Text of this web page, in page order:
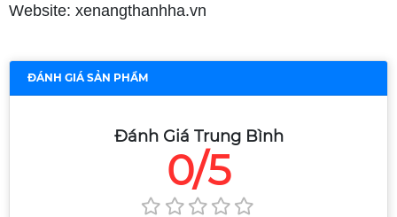
Website: xenangthanhha.vn
ĐÁNH GIÁ SẢN PHẨM
Đánh Giá Trung Bình
0/5